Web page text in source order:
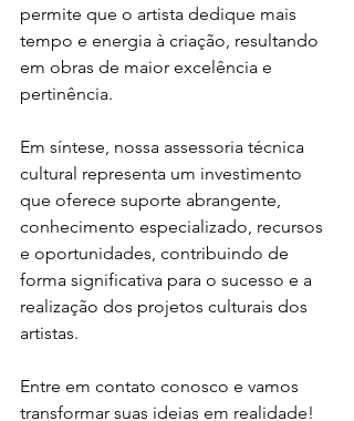
permite que o artista dedique mais
tempo e energia à criação, resultando
em obras de maior excelência e
pertinência.
Em síntese, nossa assessoria técnica
cultural representa um investimento
que oferece suporte abrangente,
conhecimento especializado, recursos
e oportunidades, contribuindo de
forma significativa para o sucesso e a
realização dos projetos culturais dos
artistas.
Entre em contato conosco e vamos
transformar suas ideias em realidade!